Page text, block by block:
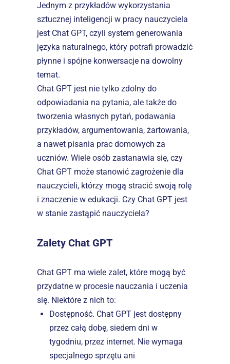
Jednym z przykładów wykorzystania
sztucznej inteligencji w pracy nauczyciela
jest Chat GPT, czyli system generowania
języka naturalnego, który potrafi prowadzić
płynne i spójne konwersacje na dowolny
temat.
Chat GPT jest nie tylko zdolny do
odpowiadania na pytania, ale także do
tworzenia własnych pytań, podawania
przykładów, argumentowania, żartowania,
a nawet pisania prac domowych za
uczniów. Wiele osób zastanawia się, czy
Chat GPT może stanowić zagrożenie dla
nauczycieli, którzy mogą stracić swoją rolę
i znaczenie w edukacji. Czy Chat GPT jest
w stanie zastąpić nauczyciela?
Zalety Chat GPT
Chat GPT ma wiele zalet, które mogą być
przydatne w procesie nauczania i uczenia
się. Niektóre z nich to:
Dostępność. Chat GPT jest dostępny
przez całą dobę, siedem dni w
tygodniu, przez internet. Nie wymaga
specjalnego sprzętu ani